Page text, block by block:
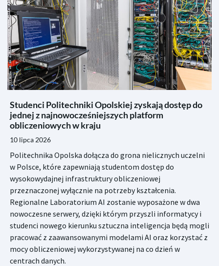
Studenci Politechniki Opolskiej zyskają dostęp do
jednej z najnowocześniejszych platform
obliczeniowych w kraju
10 lipca 2026
Politechnika Opolska dołącza do grona nielicznych uczelni
w Polsce, które zapewniają studentom dostęp do
wysokowydajnej infrastruktury obliczeniowej
przeznaczonej wyłącznie na potrzeby kształcenia.
Regionalne Laboratorium AI zostanie wyposażone w dwa
nowoczesne serwery, dzięki którym przyszli informatycy i
studenci nowego kierunku sztuczna inteligencja będą mogli
pracować z zaawansowanymi modelami AI oraz korzystać z
mocy obliczeniowej wykorzystywanej na co dzień w
centrach danych.